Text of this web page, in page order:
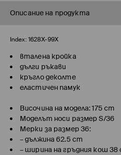
Описание на продукта
Index: 1628X-99X
вталена кройка
дълги ръкави
кръгло деколте
еластичен памук
Височина на модела: 175 cm
Моделът носи размер S/36
Мерки за размер 36:
– дължина 62.5 cm
– ширина на гръдния кош 38